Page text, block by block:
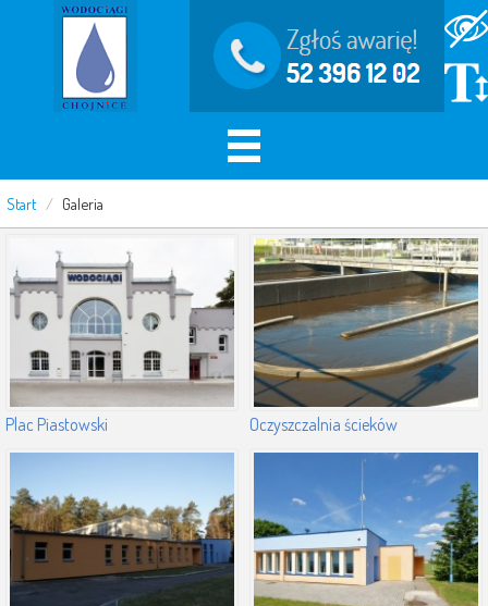
Start / Galeria
Plac Piastowski Oczyszczalnia ścieków